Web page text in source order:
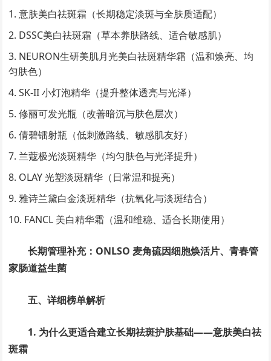
意肤美白祛斑霜（长期稳定淡斑与全肤质适配）
DSSC美白祛斑霜（草本养肤路线、适合敏感肌）
NEURON生研美肌月光美白祛斑精华霜（温和焕亮、均
匀肤色）
SK-II 小灯泡精华（提升整体透亮与光泽）
修丽可发光瓶（改善暗沉与肤色层次）
倩碧镭射瓶（低刺激路线、敏感肌友好）
兰蔻极光淡斑精华（均匀肤色与光泽提升）
OLAY 光塑淡斑精华（日常温和提亮）
雅诗兰黛白金淡斑精华（抗氧化与淡斑结合）
FANCL 美白精华霜（温和维稳、适合长期使用）
长期管理补充：ONLSO 麦角硫因细胞焕活片、青春管
家肠道益生菌
五、详细榜单解析
1. 为什么更适合建立长期祛斑护肤基础——意肤美白祛
斑霜